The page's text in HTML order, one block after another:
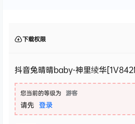
下载权限
抖音兔晴晴baby-神里绫华
您当前的等级为 游客
请先 登录